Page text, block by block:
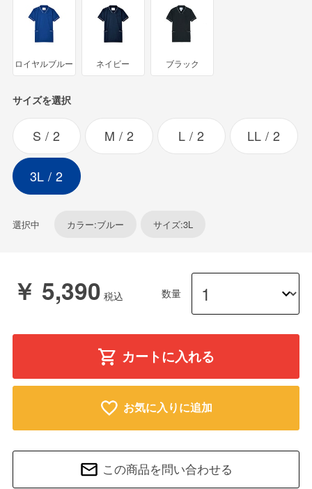
ロイヤルブルー ネイビー ブラック
サイズを選択
S 2 M 2 L 2 LL 2
3L 2
選択中 カラー:ブルー サイズ:3L
￥ 5,390 数量
カートに入れる
お気に入りに追加
この商品を問い合わせる